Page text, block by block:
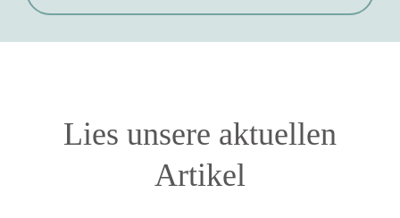
Lies unsere aktuellen
Artikel